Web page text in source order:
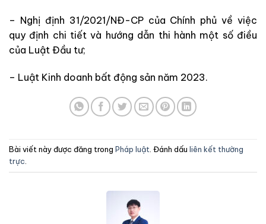
– Nghị định 31/2021/NĐ-CP của Chính phủ về việc
quy định chi tiết và hướng dẫn thi hành một số điều
của Luật Đầu tư;
– Luật Kinh doanh bất động sản năm 2023.
Bài viết này được đăng trong Pháp luật . Đánh dấu liên kết thường
trực